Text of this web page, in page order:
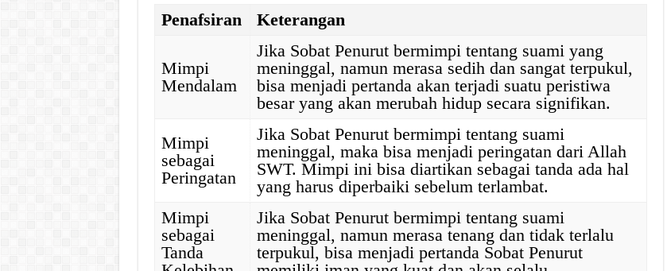
Penafsiran Keterangan
Mimpi
Mendalam
Jika Sobat Penurut bermimpi tentang suami yang
meninggal, namun merasa sedih dan sangat terpukul,
bisa menjadi pertanda akan terjadi suatu peristiwa
besar yang akan merubah hidup secara signifikan.
Mimpi
sebagai
Peringatan
Jika Sobat Penurut bermimpi tentang suami
meninggal, maka bisa menjadi peringatan dari Allah
SWT. Mimpi ini bisa diartikan sebagai tanda ada hal
yang harus diperbaiki sebelum terlambat.
Mimpi
sebagai
Tanda
Jika Sobat Penurut bermimpi tentang suami
meninggal, namun merasa tenang dan tidak terlalu
terpukul, bisa menjadi pertanda Sobat Penurut